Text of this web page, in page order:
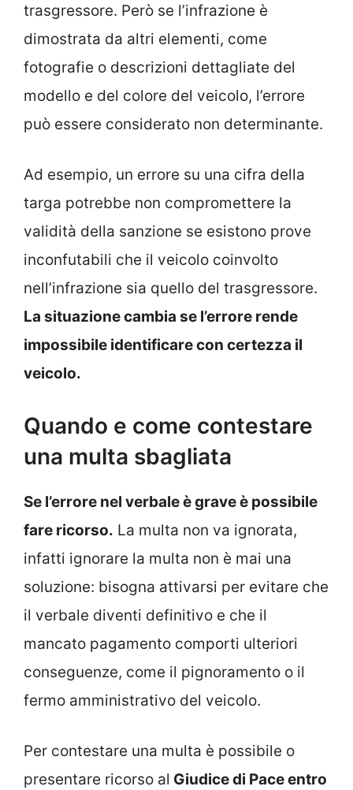
trasgressore. Però se l’infrazione è
dimostrata da altri elementi, come
fotografie o descrizioni dettagliate del
modello e del colore del veicolo, l’errore
può essere considerato non determinante.
Ad esempio, un errore su una cifra della
targa potrebbe non compromettere la
validità della sanzione se esistono prove
inconfutabili che il veicolo coinvolto
nell’infrazione sia quello del trasgressore.
La situazione cambia se l’errore rende
impossibile identificare con certezza il
veicolo.
Quando e come contestare
una multa sbagliata
Se l’errore nel verbale è grave è possibile
fare ricorso. La multa non va ignorata,
infatti ignorare la multa non è mai una
soluzione: bisogna attivarsi per evitare che
il verbale diventi definitivo e che il
mancato pagamento comporti ulteriori
conseguenze, come il pignoramento o il
fermo amministrativo del veicolo.
Per contestare una multa è possibile o
presentare ricorso al Giudice di Pace entro